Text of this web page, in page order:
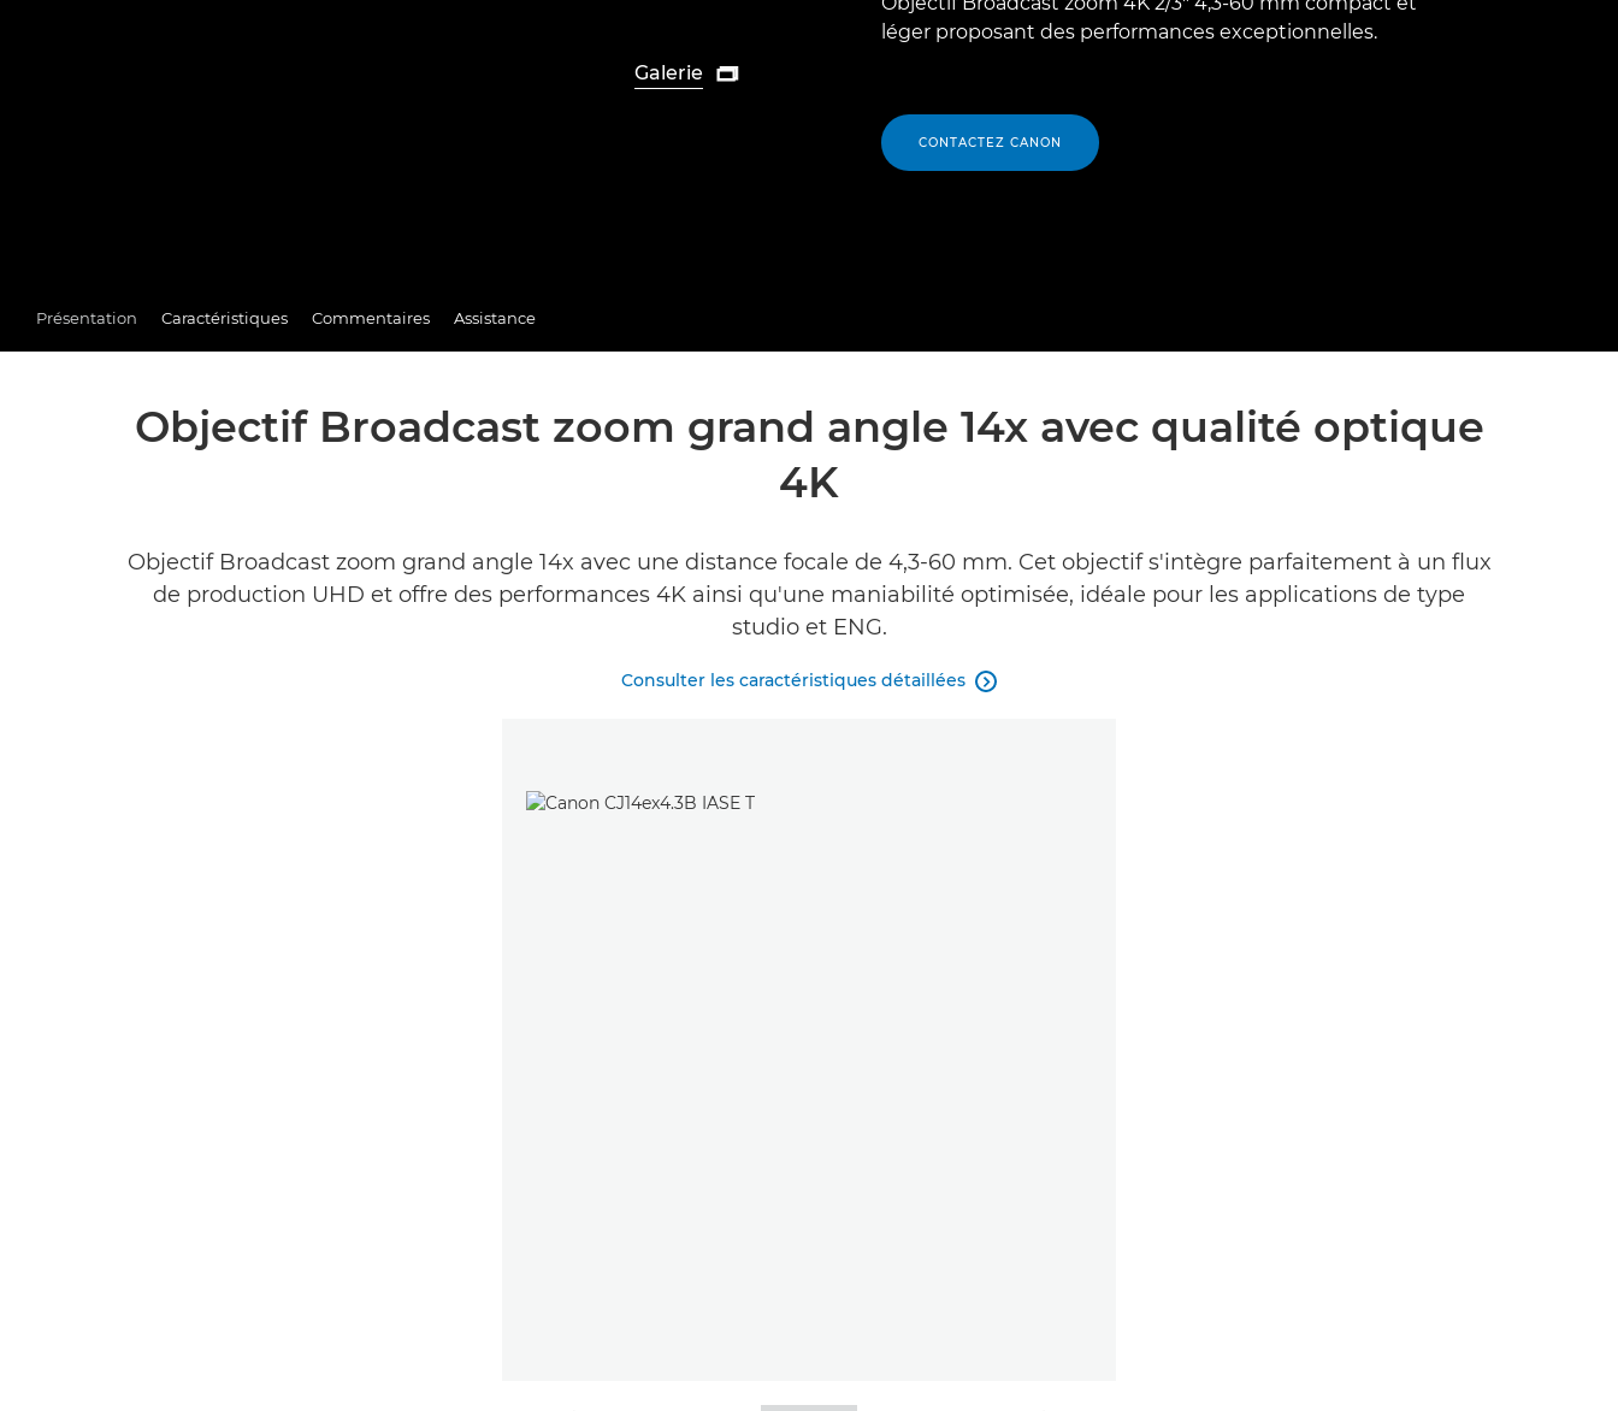
Galerie 
léger proposant des performances exceptionnelles.
CONTACTEZ CANON
Présentation Caractéristiques Commentaires Assistance
Objectif Broadcast zoom grand angle 14x avec qualité optique
4K
Objectif Broadcast zoom grand angle 14x avec une distance focale de 4,3-60 mm. Cet objectif s'intègre parfaitement à un flux
de production UHD et offre des performances 4K ainsi qu'une maniabilité optimisée, idéale pour les applications de type
studio et ENG.
Consulter les caractéristiques détaillées 